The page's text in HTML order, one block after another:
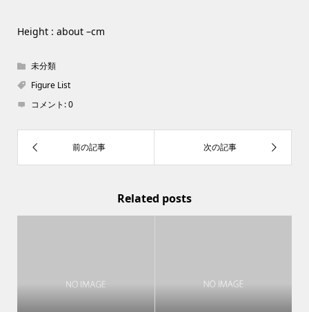
Height : about –cm
未分類
Figure List
コメント:0
Related posts